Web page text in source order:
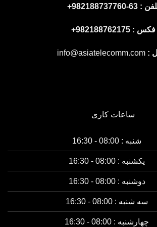
: 63-982188737760+
فکس : 982188762175+
:
info@asiatelecomm.com
ساعات کاری
شنبه : 08:00 - 16:30
یکشنبه : 08:00 - 16:30
دوشنبه :08:00 - 16:30
سه شنبه : 08:00 - 16:30
چهارشنبه : 08:00 - 16:30